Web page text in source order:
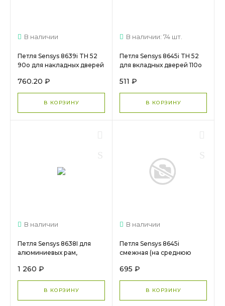
В наличии
Петля Sensys 8639i TH 52
90о для накладных дверей
760.20 ₽
В КОРЗИНУ
В наличии: 74 шт.
Петля Sensys 8645i TH 52
для вкладных дверей 110о
511 ₽
В КОРЗИНУ
В наличии
Петля Sensys 8638I для
алюминиевых рам,
95°,черный 9091744+лин
пл 9091816 (Заказ)
1 260 ₽
В КОРЗИНУ
В наличии
Петля Sensys 8645i
смежная (на среднюю
9071206+планка D1.5
9071626 (Заказ)
695 ₽
В КОРЗИНУ